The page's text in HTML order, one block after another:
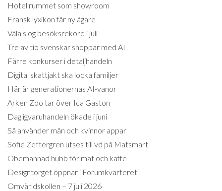
Hotellrummet som showroom
Fransk lyxikon får ny ägare
Väla slog besöksrekord i juli
Tre av tio svenskar shoppar med AI
Färre konkurser i detaljhandeln
Digital skattjakt ska locka familjer
Här är generationernas AI-vanor
Arken Zoo tar över Ica Gaston
Dagligvaruhandeln ökade i juni
Så använder män och kvinnor appar
Sofie Zettergren utses till vd på Matsmart
Obemannad hubb för mat och kaffe
Designtorget öppnar i Forumkvarteret
Omvärldskollen – 7 juli 2026